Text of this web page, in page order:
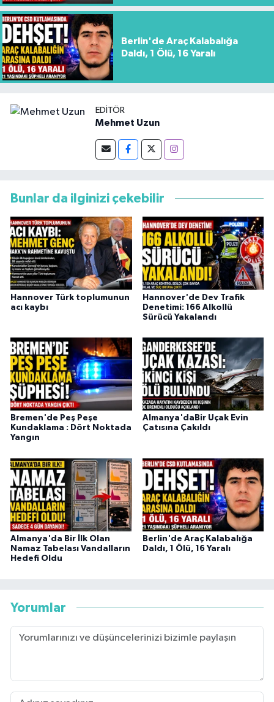
Berlin'de Araç Kalabalığa
Daldı, 1 Ölü, 16 Yaralı
EDITÖR
Mehmet Uzun
Bunlar da ilginizi çekebilir
Hannover Türk toplumunun
acı kaybı
Hannover'de Dev Trafik
Denetimi: 166 Alkollü
Sürücü Yakalandı
Bremen'de Peş Peşe
Kundaklama : Dört Noktada
Yangın
Almanya'daBir Uçak Evin
Çatısına Çakıldı
Almanya'da Bir İlk Olan
Namaz Tabelası Vandalların
Hedefi Oldu
Berlin'de Araç Kalabalığa
Daldı, 1 Ölü, 16 Yaralı
Yorumlar